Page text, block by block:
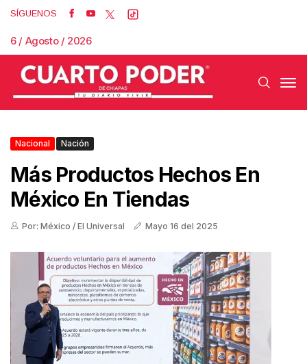
SÍGUENOS
6 / Agosto / 2026
Nacional Nación
Más Productos Hechos En
México En Tiendas
Por: México / El Universal Mayo 16 del 2025